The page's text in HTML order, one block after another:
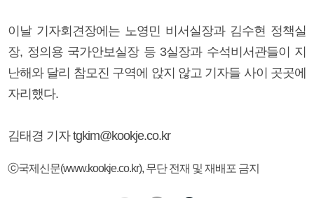
이날 기자회견장에는 노영민 비서실장과 김수현 정책실
장, 정의용 국가안보실장 등 3실장과 수석비서관들이 지
난해와 달리 참모진 구역에 앉지 않고 기자들 사이 곳곳에
자리했다.
김태경 기자 tgkim@kookje.co.kr
ⓒ국제신문(www.kookje.co.kr), 무단 전재 및 재배포 금지